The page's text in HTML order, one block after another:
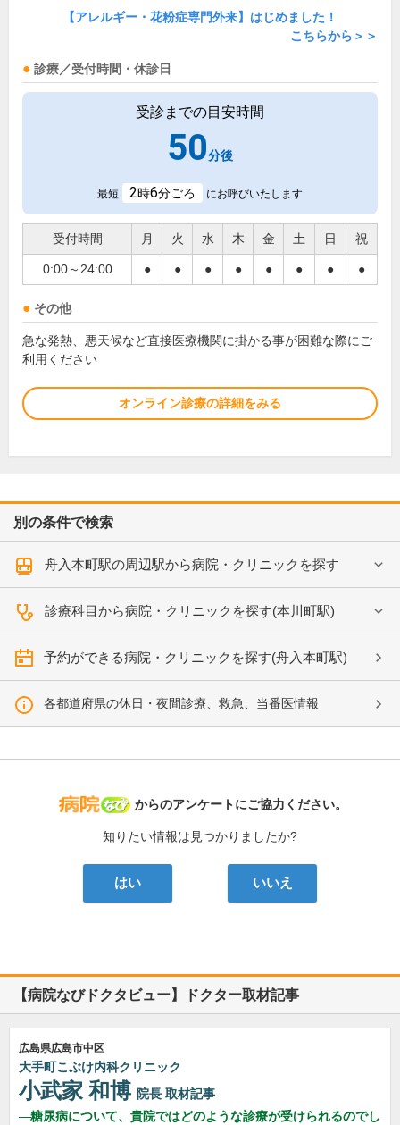
【アレルギー・花粉症専門外来】はじめました！
こちらから＞＞
診療／受付時間・休診日
受診までの目安時間
50分後
最短 2時6分ごろ にお呼びいたします
受付時間 月 火 水 木 金 土 日 祝
0:00～24:00 ● ● ● ● ● ● ● ●
その他
急な発熱、悪天候など直接医療機関に掛かる事が困難な際にご
利用ください
オンライン診療の詳細をみる
別の条件で検索
舟入本町駅の周辺駅から病院・クリニックを探す
診療科目から病院・クリニックを探す(本川町駅)
予約ができる病院・クリニックを探す(舟入本町駅)
各都道府県の休日・夜間診療、救急、当番医情報
病院なび
からのアンケートにご協力ください。
知りたい情報は見つかりましたか?
はい いいえ
【病院なびドクタビュー】ドクター取材記事
広島県広島市中区
大手町こぶけ内科クリニック
小武家 和博 院長 取材記事
糖尿病について、貴院ではどのような診療が受けられるのでし